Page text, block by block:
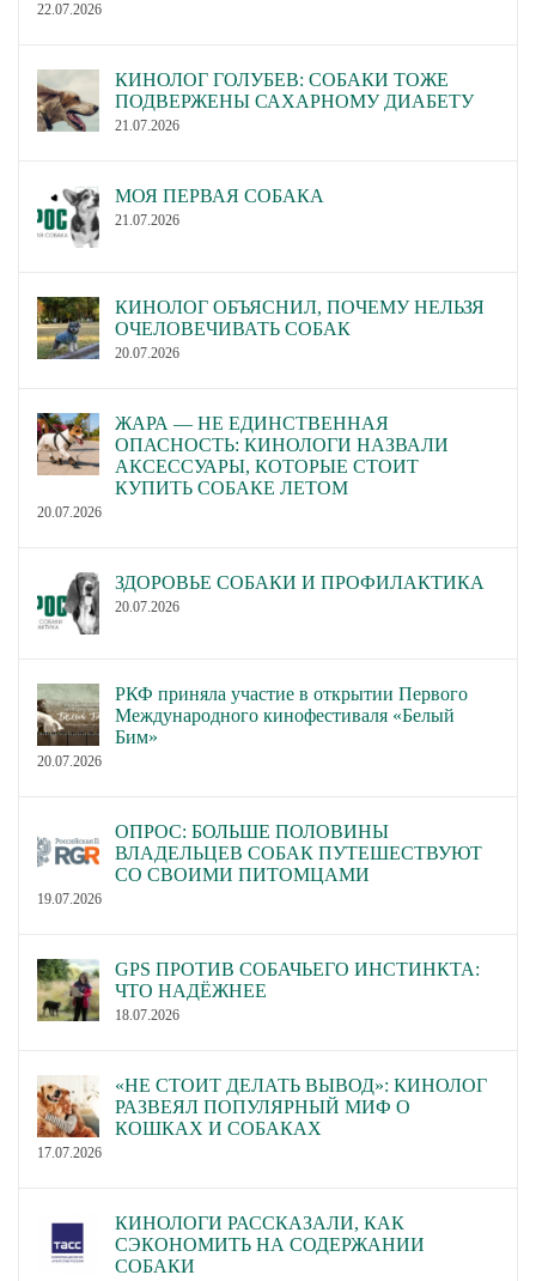
22.07.2026
КИНОЛОГ ГОЛУБЕВ: СОБАКИ ТОЖЕ
ПОДВЕРЖЕНЫ САХАРНОМУ ДИАБЕТУ
21.07.2026
МОЯ ПЕРВАЯ СОБАКА
21.07.2026
КИНОЛОГ ОБЪЯСНИЛ, ПОЧЕМУ НЕЛЬЗЯ
ОЧЕЛОВЕЧИВАТЬ СОБАК
20.07.2026
ЖАРА — НЕ ЕДИНСТВЕННАЯ
ОПАСНОСТЬ: КИНОЛОГИ НАЗВАЛИ
АКСЕССУАРЫ, КОТОРЫЕ СТОИТ
КУПИТЬ СОБАКЕ ЛЕТОМ
20.07.2026
ЗДОРОВЬЕ СОБАКИ И ПРОФИЛАКТИКА
20.07.2026
РКФ приняла участие в открытии Первого
Международного кинофестиваля «Белый
Бим»
20.07.2026
ОПРОС: БОЛЬШЕ ПОЛОВИНЫ
ВЛАДЕЛЬЦЕВ СОБАК ПУТЕШЕСТВУЮТ
СО СВОИМИ ПИТОМЦАМИ
19.07.2026
GPS ПРОТИВ СОБАЧЬЕГО ИНСТИНКТА:
ЧТО НАДЁЖНЕЕ
18.07.2026
«НЕ СТОИТ ДЕЛАТЬ ВЫВОД»: КИНОЛОГ
РАЗВЕЯЛ ПОПУЛЯРНЫЙ МИФ О
КОШКАХ И СОБАКАХ
17.07.2026
КИНОЛОГИ РАССКАЗАЛИ, КАК
СЭКОНОМИТЬ НА СОДЕРЖАНИИ
СОБАКИ